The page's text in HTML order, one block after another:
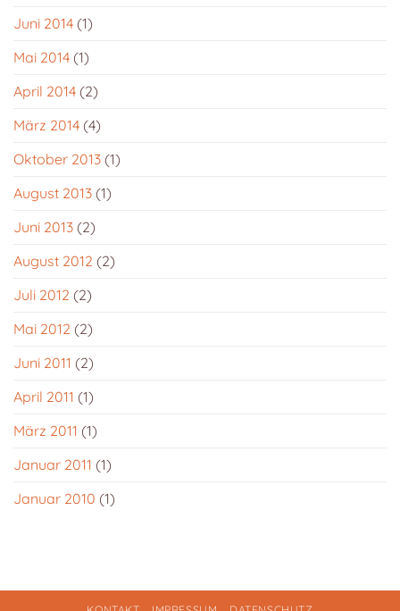
Juni 2014 (1)
Mai 2014 (1)
April 2014 (2)
März 2014 (4)
Oktober 2013 (1)
August 2013 (1)
Juni 2013 (2)
August 2012 (2)
Juli 2012 (2)
Mai 2012 (2)
Juni 2011 (2)
April 2011 (1)
März 2011 (1)
Januar 2011 (1)
Januar 2010 (1)